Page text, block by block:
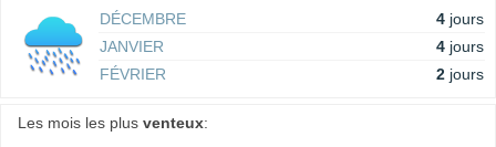
DÉCEMBRE
4 jours
JANVIER
4 jours
FÉVRIER
2 jours
Les mois les plus venteux: